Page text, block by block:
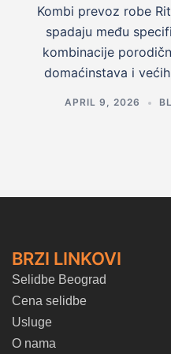
Kombi prevoz robe
spadaju među
kombinacije
domaćinstava i
APRIL 9, 2026
BRZI LINKOVI
Selidbe Beograd
Cena selidbe
Usluge
O nama